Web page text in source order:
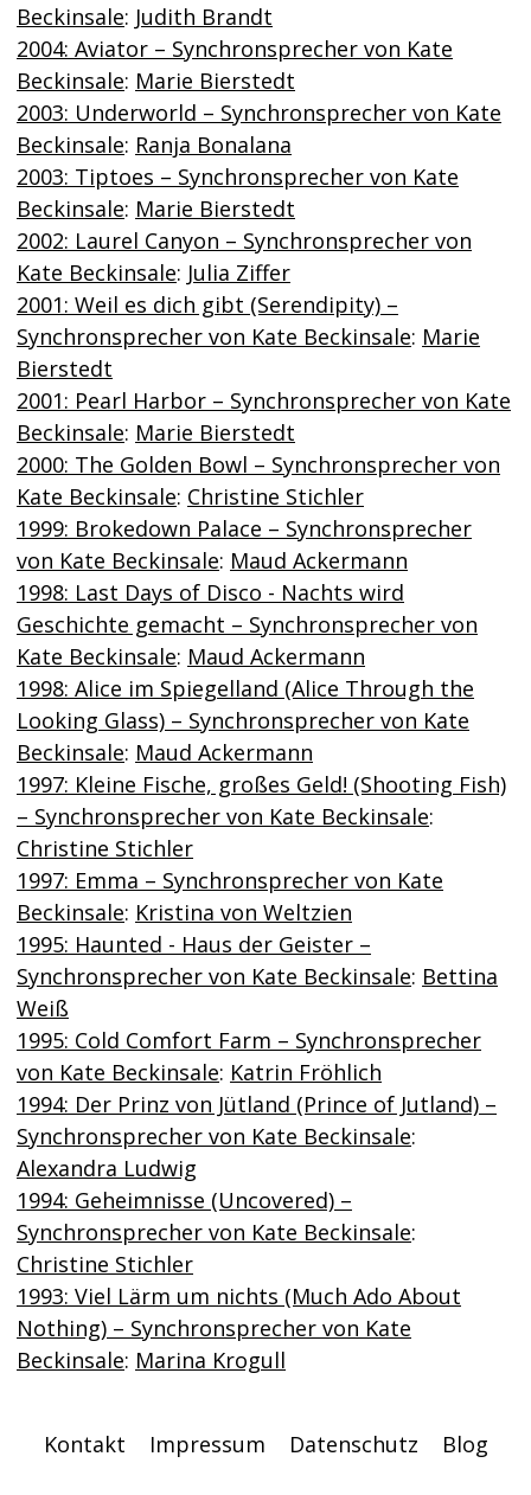
Beckinsale: Judith Brandt
2004: Aviator – Synchronsprecher von Kate
Beckinsale: Marie Bierstedt
2003: Underworld – Synchronsprecher von Kate
Beckinsale: Ranja Bonalana
2003: Tiptoes – Synchronsprecher von Kate
Beckinsale: Marie Bierstedt
2002: Laurel Canyon – Synchronsprecher von
Kate Beckinsale: Julia Ziffer
2001: Weil es dich gibt (Serendipity) –
Synchronsprecher von Kate Beckinsale: Marie
Bierstedt
2001: Pearl Harbor – Synchronsprecher von Kate
Beckinsale: Marie Bierstedt
2000: The Golden Bowl – Synchronsprecher von
Kate Beckinsale: Christine Stichler
1999: Brokedown Palace – Synchronsprecher
von Kate Beckinsale: Maud Ackermann
1998: Last Days of Disco - Nachts wird
Geschichte gemacht – Synchronsprecher von
Kate Beckinsale: Maud Ackermann
1998: Alice im Spiegelland (Alice Through the
Looking Glass) – Synchronsprecher von Kate
Beckinsale: Maud Ackermann
1997: Kleine Fische, großes Geld! (Shooting Fish)
– Synchronsprecher von Kate Beckinsale:
Christine Stichler
1997: Emma – Synchronsprecher von Kate
Beckinsale: Kristina von Weltzien
1995: Haunted - Haus der Geister –
Synchronsprecher von Kate Beckinsale: Bettina
Weiß
1995: Cold Comfort Farm – Synchronsprecher
von Kate Beckinsale: Katrin Fröhlich
1994: Der Prinz von Jütland (Prince of Jutland) –
Synchronsprecher von Kate Beckinsale:
Alexandra Ludwig
1994: Geheimnisse (Uncovered) –
Synchronsprecher von Kate Beckinsale:
Christine Stichler
1993: Viel Lärm um nichts (Much Ado About
Nothing) – Synchronsprecher von Kate
Beckinsale: Marina Krogull
Kontakt Impressum Datenschutz Blog